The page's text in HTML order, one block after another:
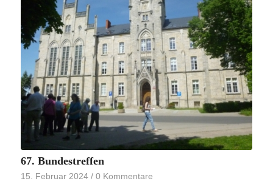
67. Bundestreffen
15. Februar 2024 / 0 Kommentare